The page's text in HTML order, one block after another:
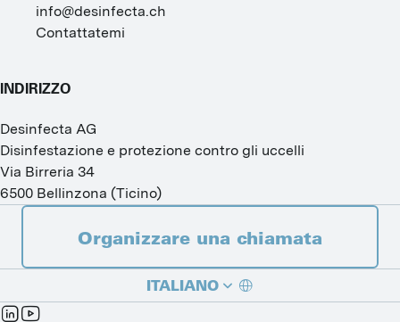
info@desinfecta.ch
Contattatemi
INDIRIZZO
Desinfecta AG
Disinfestazione e protezione contro gli uccelli
Via Birreria 34
6500 Bellinzona (Ticino)
Organizzare una chiamata
ITALIANO